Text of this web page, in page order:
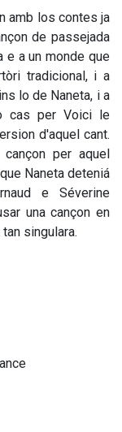
amb los contes ja
de passejada
e a un monde que
tradicional, i a
lo de Naneta, i a
cas per Voici le
d'aquel cant.
per aquel
Naneta deteniá
e Séverine
una cançon en
singulara.